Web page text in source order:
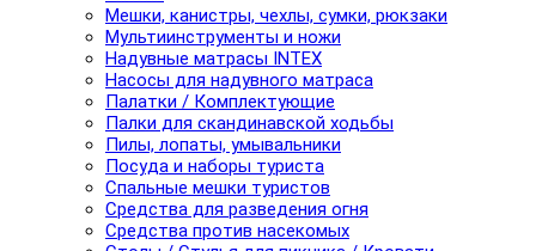
Мешки, канистры, чехлы, сумки, рюкзаки
Мультиинструменты и ножи
Надувные матрасы INTEX
Насосы для надувного матраса
Палатки / Комплектующие
Палки для скандинавской ходьбы
Пилы, лопаты, умывальники
Посуда и наборы туриста
Спальные мешки туристов
Средства для разведения огня
Средства против насекомых